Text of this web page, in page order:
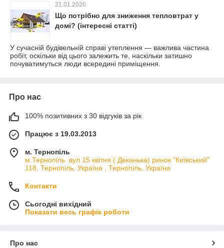
21.01.2020
Що потрібно для зниження тепловтрат у
домі? (інтересні статті)
У сучасній будівельній справі утеплення — важлива частина
робіт, оскільки від цього залежить те, наскільки затишно
почуватимуться люди всередині приміщення.
Про нас
100% позитивних з 30 відгуків за рік
Працює з 19.03.2013
м. Тернопіль
м.Тернопіль .вул 15 квітня ( Деканька) ринок "Київський"
118, Тернопіль, Україна , Тернопіль, Україна
Контакти
Сьогодні вихідний
Показати весь графік роботи
Про нас